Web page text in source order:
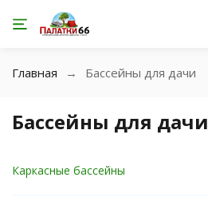
Главная Бассейны для дачи
Бассейны для дачи
Каркасные бассейны